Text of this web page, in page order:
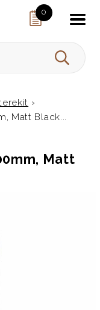
0
HAE
›
Matt Black...
Matt